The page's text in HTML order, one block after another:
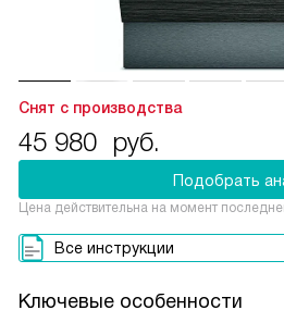
Снят с производства
45 980 руб.
Подобрать
Цена действительна на момент
Все инструкции
Ключевые особенности